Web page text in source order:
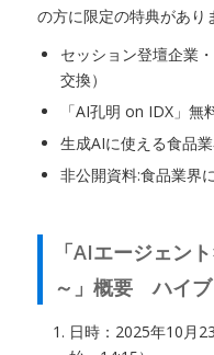
の方に限定の特典があり
セッション登壇企業
交換）
「AI孔明 on IDX」無
生成AIに使える食品
非公開資料:食品業界
「AIエージェン
～」概要 ハイブ
日時：2025年10月